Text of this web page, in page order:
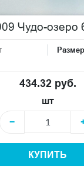
Чудо-озеро
434.32 руб.
шт
−
КУПИТЬ